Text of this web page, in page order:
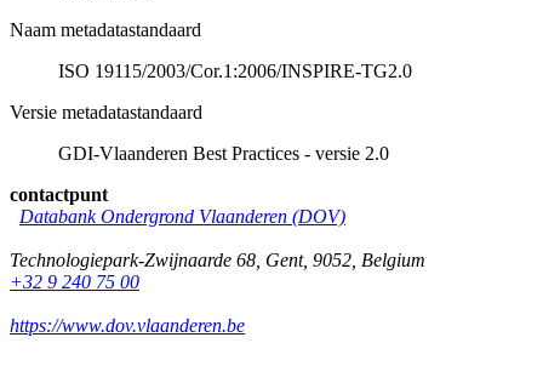
Naam metadatastandaard
ISO 19115/2003/Cor.1:2006/INSPIRE-TG2.0
Versie metadatastandaard
GDI-Vlaanderen Best Practices - versie 2.0
contactpunt
Databank Ondergrond Vlaanderen (DOV)
Technologiepark-Zwijnaarde 68 Gent, 9052 Belgium
+32 9 240 75 00
https://www.dov.vlaanderen.be